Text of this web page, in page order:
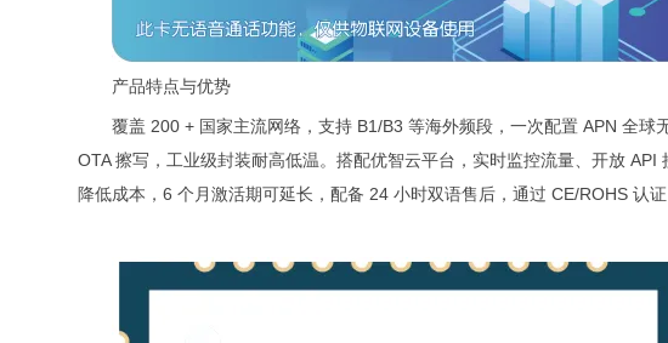
产品特点与优势
覆盖 200 + 国家主流网络，支持 B1/B3 等海外频段，一次配置 APN 全
OTA 擦写，工业级封装耐高低温。搭配优智云平台，实时监控流量、开放
降低成本，6 个月激活期可延长，配备 24 小时双语售后，通过 CE/ROHS 认